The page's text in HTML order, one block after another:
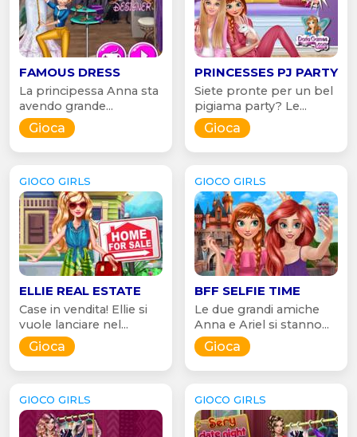
FAMOUS DRESS
La principessa Anna sta
avendo grande...
Gioca
PRINCESSES PJ PARTY
Siete pronte per un bel
pigiama party? Le...
Gioca
GIOCO GIRLS
ELLIE REAL ESTATE
Case in vendita! Ellie si
vuole lanciare nel...
Gioca
GIOCO GIRLS
BFF SELFIE TIME
Le due grandi amiche
Anna e Ariel si stanno...
Gioca
GIOCO GIRLS GIOCO GIRLS